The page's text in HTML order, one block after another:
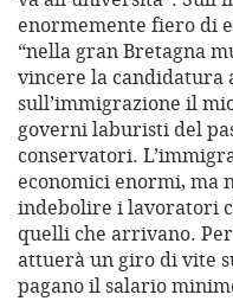
enormemente fiero di
“nella gran Bretagna
vincere la candidatura
sull’immigrazione il
governi laburisti del
conservatori.
economici enormi, ma
indebolire i lavoratori
quelli che arrivano.
attuerà un giro di vite
pagano il salario